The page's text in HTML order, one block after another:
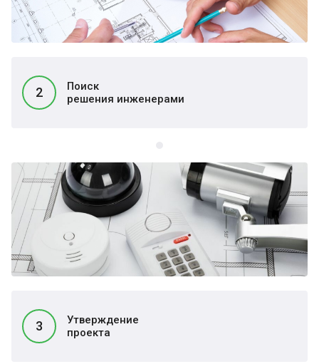
2
Поиск
решения инженерами
3
Утверждение
проекта